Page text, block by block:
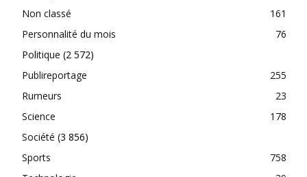
Non classé
161
Personnalité du mois
76
Politique (2 572)
Publireportage
255
Rumeurs
23
Science
178
Société (3 856)
Sports
758